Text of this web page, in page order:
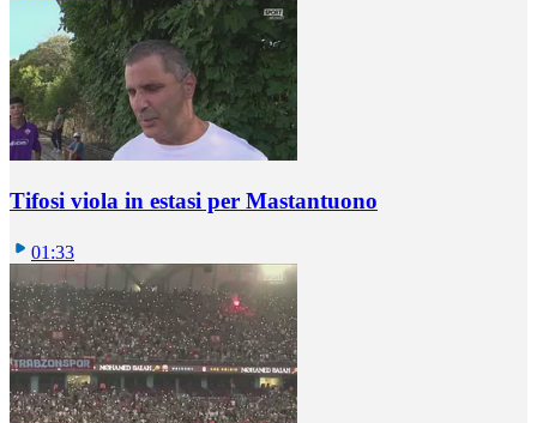
Tifosi viola in estasi per Mastantuono
01:33